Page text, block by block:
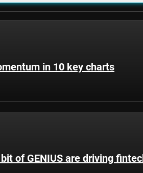
in 10 key charts
of GENIUS are driving